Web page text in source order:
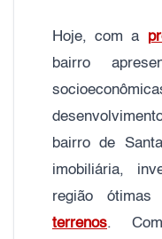
Hoje, com a
bairro
bairro de
imobiliária,
região
terrenos.